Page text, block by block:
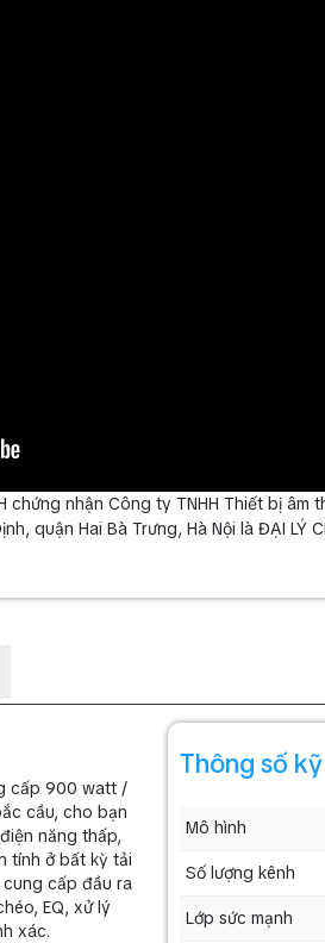
chứng nhận Công ty TNHH Thiết bị âm
quận Hai Bà Trưng, Hà Nội là ĐẠI LÝ
cấp 900 watt /
cầu, cho bạn
năng thấp,
tính ở bất kỳ tải
cung cấp đầu ra
EQ, xử lý
xác.
Thông số
Mô hình
Số lượng kênh
Lớp sức mạnh